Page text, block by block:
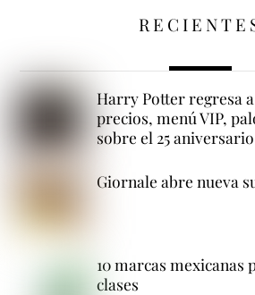
Harry Potter regresa
precios, menú VIP,
sobre el 25 aniversario
Giornale abre nueva
10 marcas mexicanas
clases